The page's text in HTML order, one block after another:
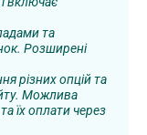
та
Розширені
різних опцій та
Можлива
їх оплати через